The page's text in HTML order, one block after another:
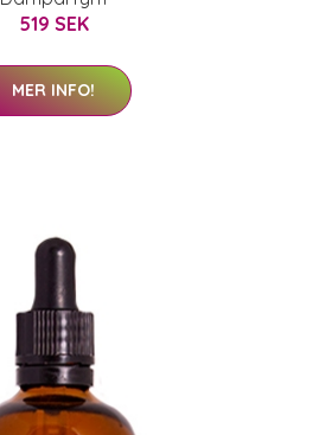
519 SEK
MER INFO!